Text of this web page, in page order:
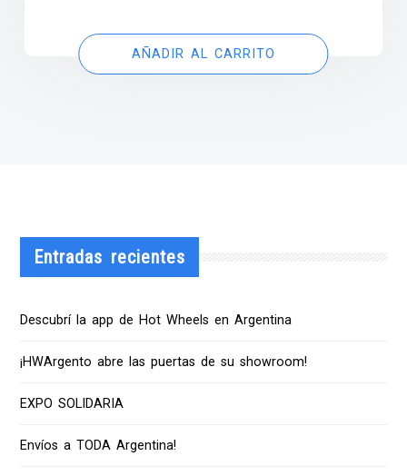
AÑADIR AL CARRITO
Entradas recientes
Descubrí la app de Hot Wheels en Argentina
¡HWArgento abre las puertas de su showroom!
EXPO SOLIDARIA
Envíos a TODA Argentina!